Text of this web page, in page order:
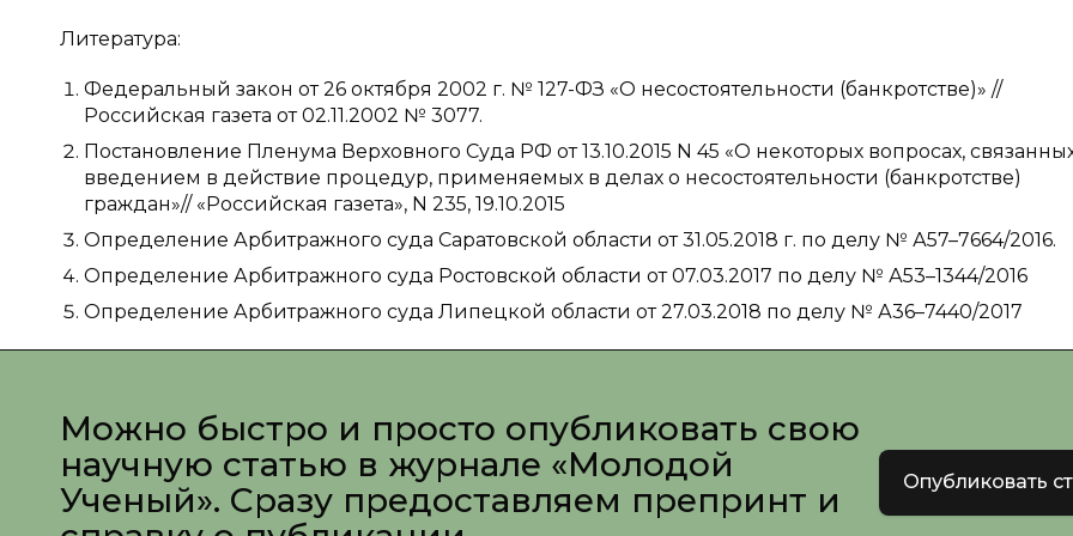
Литература:
Федеральный закон от 26 октября 2002 г. № 127-ФЗ «О несостоятельности (банкротстве)» //
Российская газета от 02.11.2002 № 3077.
Постановление Пленума Верховного Суда РФ от 13.10.2015 N 45 «О некоторых вопросах,
введением в действие процедур, применяемых в делах о несостоятельности (банкротстве)
граждан»// «Российская газета», N 235, 19.10.2015
Определение Арбитражного суда Саратовской области от 31.05.2018 г. по делу № А57–7664/2016.
Определение Арбитражного суда Ростовской области от 07.03.2017 по делу № А53–1344/2016
Определение Арбитражного суда Липецкой области от 27.03.2018 по делу № А36–7440/2017
Можно быстро и просто опубликовать свою
научную статью в журнале «Молодой
Ученый». Сразу предоставляем препринт и
Опубликовать